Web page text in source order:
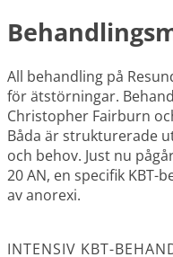
All behandling på
för ätstörningar.
Christopher Fairburn
Båda är strukturerade
och behov. Just nu
20 AN, en specifik
av anorexi.
INTENSIV KBT-